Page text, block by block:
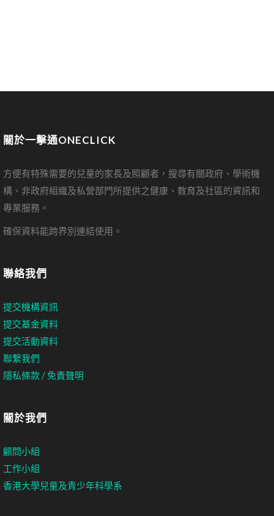
關於一擊通ONECLICK
方便有特殊需要的兒童的家長及照顧者，搜尋有關政府、學術機
構、非政府組織及私營部門所提供之健康、教育及社區的資訊和
專業服務。
確保資料能跨界別連結使用。
聯絡我們
提交機構資訊
提交基金資料
提交活動資料
聯繫我們
隱私條款 / 免責聲明
關於我們
顧問小組
工作小組
香港大學兒童及青少年科學系